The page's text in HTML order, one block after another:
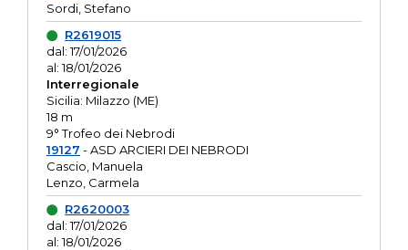
Sordi, Stefano
R2619015
dal: 17/01/2026
al: 18/01/2026
Interregionale
Sicilia: Milazzo (ME)
18 m
9° Trofeo dei Nebrodi
19127 - ASD ARCIERI DEI NEBRODI
Cascio, Manuela
Lenzo, Carmela
R2620003
dal: 17/01/2026
al: 18/01/2026